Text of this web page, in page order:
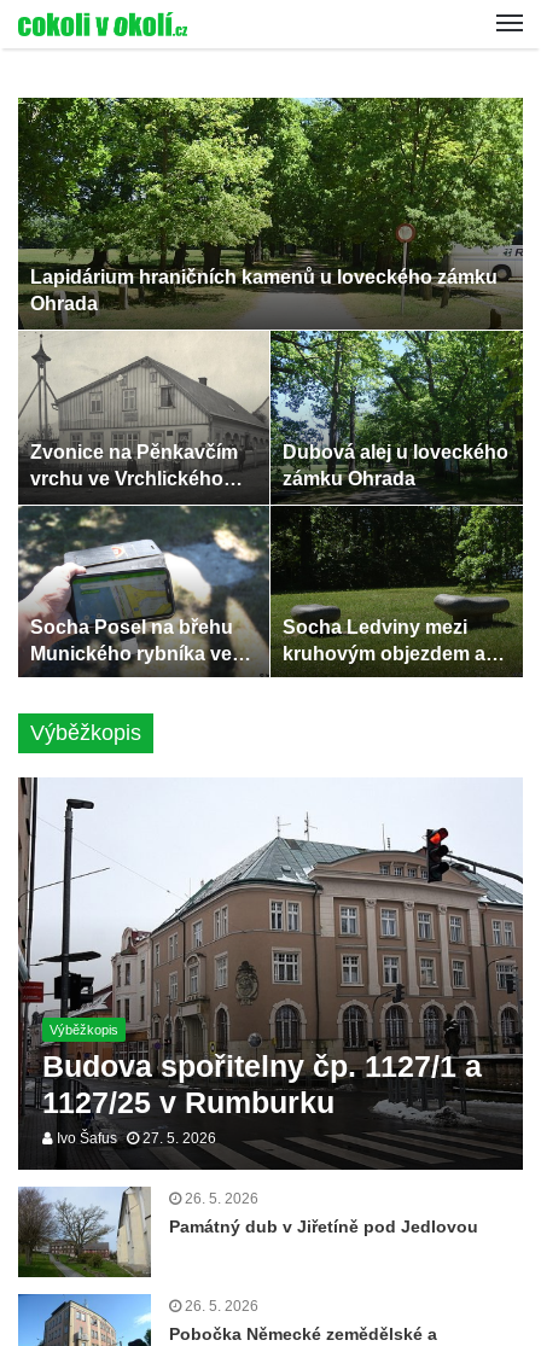
Lapidárium hraničních kamenů u loveckého zámku
Ohrada
Zvonice na Pěnkavčím
vrchu ve Vrchlického
ulici ve Varnsdorfu
Dubová alej u loveckého
zámku Ohrada
Socha Posel na břehu
Munického rybníka ve
Hluboké nad Vltavou
Socha Ledviny mezi
kruhovým objezdem a
Munickým rybníkem ve
Výběžkopis
Výběžkopis
Budova spořitelny čp. 1127/1 a
1127/25 v Rumburku
Ivo Šafus 27. 5. 2026
26. 5. 2026
Památný dub v Jiřetíně pod Jedlovou
26. 5. 2026
Pobočka Německé zemědělské a